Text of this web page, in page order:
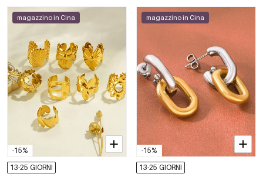
-15%
magazzino in Cina
13-25 GIORNI
-15%
magazzino in Cina
13-25 GIORNI